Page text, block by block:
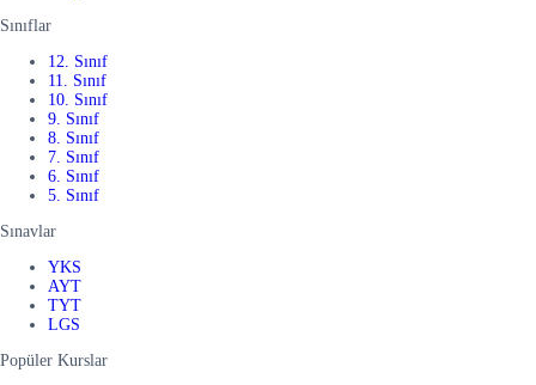
Sınıflar
12. Sınıf
11. Sınıf
10. Sınıf
9. Sınıf
8. Sınıf
7. Sınıf
6. Sınıf
5. Sınıf
Sınavlar
YKS
AYT
TYT
LGS
Popüler Kurslar